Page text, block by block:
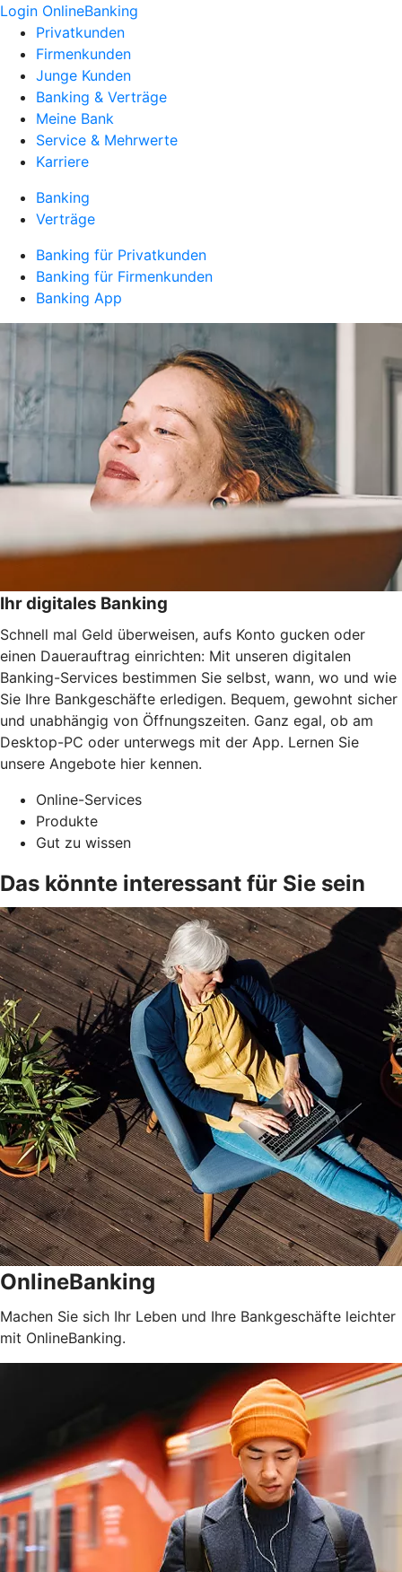
Login OnlineBanking
Privatkunden
Firmenkunden
Junge Kunden
Banking & Verträge
Meine Bank
Service & Mehrwerte
Karriere
Banking
Verträge
Banking für Privatkunden
Banking für Firmenkunden
Banking App
Ihr digitales Banking
Schnell mal Geld überweisen, aufs Konto gucken oder
einen Dauerauftrag einrichten: Mit unseren digitalen
Banking-Services bestimmen Sie selbst, wann, wo und wie
Sie Ihre Bankgeschäfte erledigen. Bequem, gewohnt sicher
und unabhängig von Öffnungszeiten. Ganz egal, ob am
Desktop-PC oder unterwegs mit der App. Lernen Sie
unsere Angebote hier kennen.
Online-Services
Produkte
Gut zu wissen
Das könnte interessant für Sie sein
OnlineBanking
Machen Sie sich Ihr Leben und Ihre Bankgeschäfte leichter
mit OnlineBanking.